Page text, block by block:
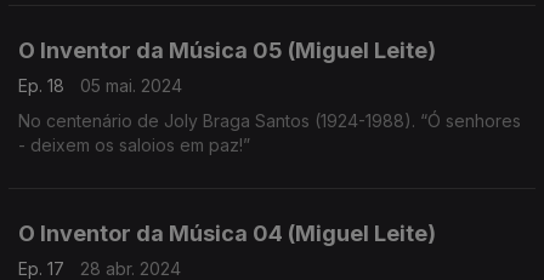
O Inventor da Música 05 (Miguel Leite)
Ep. 18
05 mai. 2024
No centenário de Joly Braga Santos (1924-1988). “Ó senhores
- deixem os saloios em paz!”
O Inventor da Música 04 (Miguel Leite)
Ep. 17
28 abr. 2024